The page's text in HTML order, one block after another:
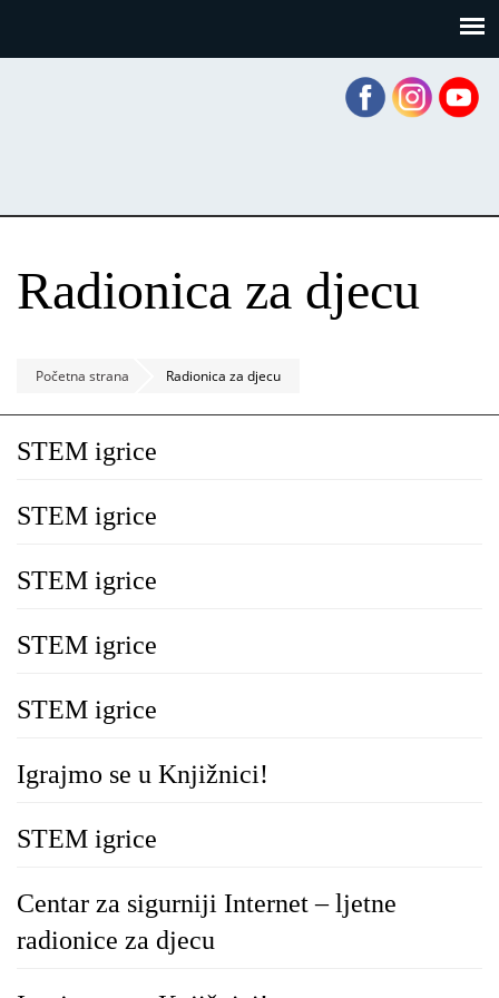
Radionica za djecu
Početna strana Radionica za djecu
STEM igrice
STEM igrice
STEM igrice
STEM igrice
STEM igrice
Igrajmo se u Knjižnici!
STEM igrice
Centar za sigurniji Internet – ljetne
radionice za djecu